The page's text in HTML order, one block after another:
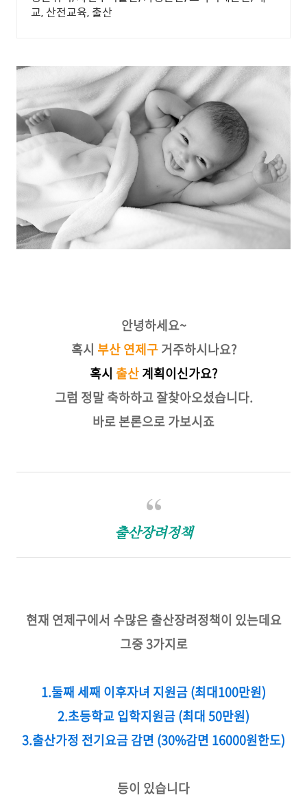
교, 산전교육, 출산
안녕하세요~
혹시 부산 연제구거주하시나요?
혹시 출산계획이신가요?
그럼 정말 축하하고 잘찾아오셨습니다.
바로 본론으로 가보시죠
출산장려정책
현재 연제구에서 수많은 출산장려정책이 있는데요
그중 3가지로
1.둘째 세째 이후자녀 지원금 (최대100만원)
2.초등학교 입학지원금 (최대 50만원)
3.출산가정 전기요금 감면 (30%감면 16000원한도)
등이 있습니다